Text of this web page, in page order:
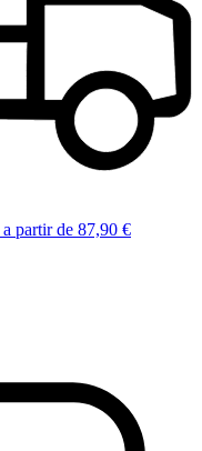
a partir de 87,90 €